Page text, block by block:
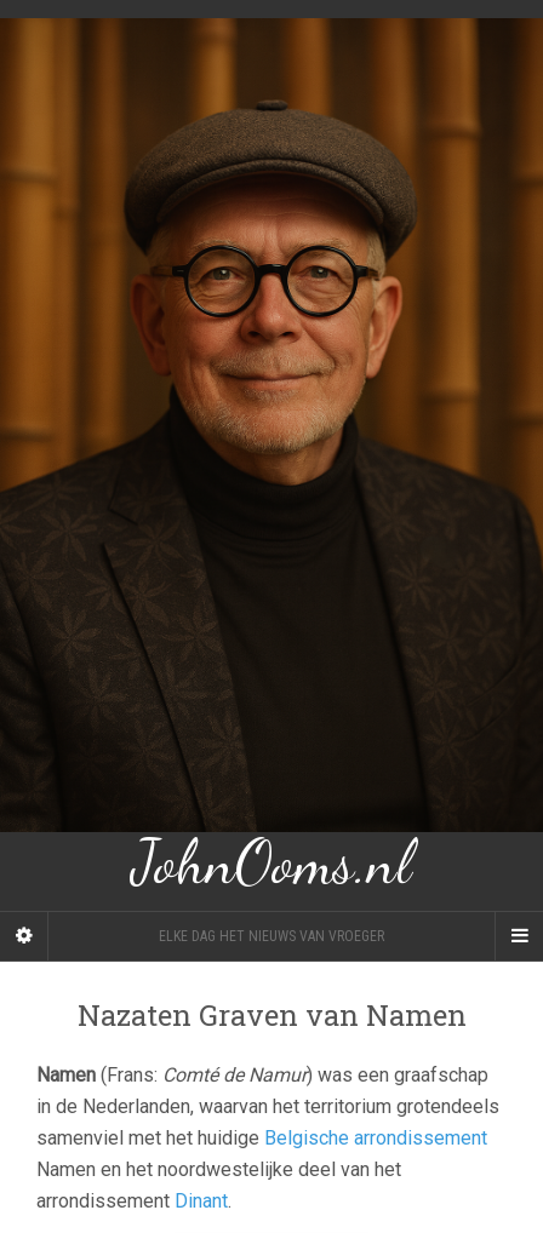
JohnOoms.nl
ELKE DAG HET NIEUWS VAN VROEGER
Nazaten Graven van Namen
Namen (Frans: Comté de Namur) was een graafschap
in de Nederlanden, waarvan het territorium grotendeels
samenviel met het huidige Belgische arrondissement
Namen en het noordwestelijke deel van het
arrondissement Dinant.